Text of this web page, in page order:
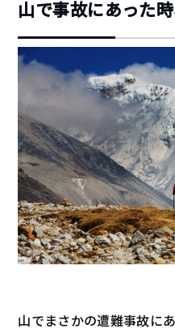
山で事故にあった
山でまさかの遭難事故に